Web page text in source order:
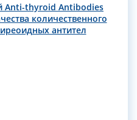
Anti-thyroid Antibodies
количественного
антител